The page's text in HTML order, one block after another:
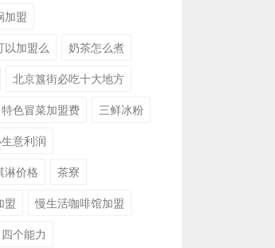
加盟
以加盟么
奶茶怎么煮
北京簋街必吃十大地方
特色冒菜加盟费
三鲜冰粉
意利润
淋价格
茶寮
盟
慢生活咖啡馆加盟
四个能力